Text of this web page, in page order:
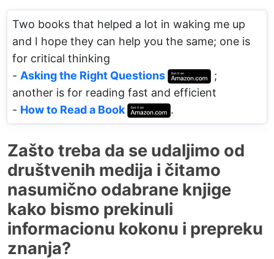
Two books that helped a lot in waking me up
and I hope they can help you the same; one is
for critical thinking
- Asking the Right Questions
;
another is for reading fast and efficient
- How to Read a Book .
Zašto treba da se udaljimo od
društvenih medija i čitamo
nasumično odabrane knjige
kako bismo prekinuli
informacionu kokonu i prepreku
znanja?